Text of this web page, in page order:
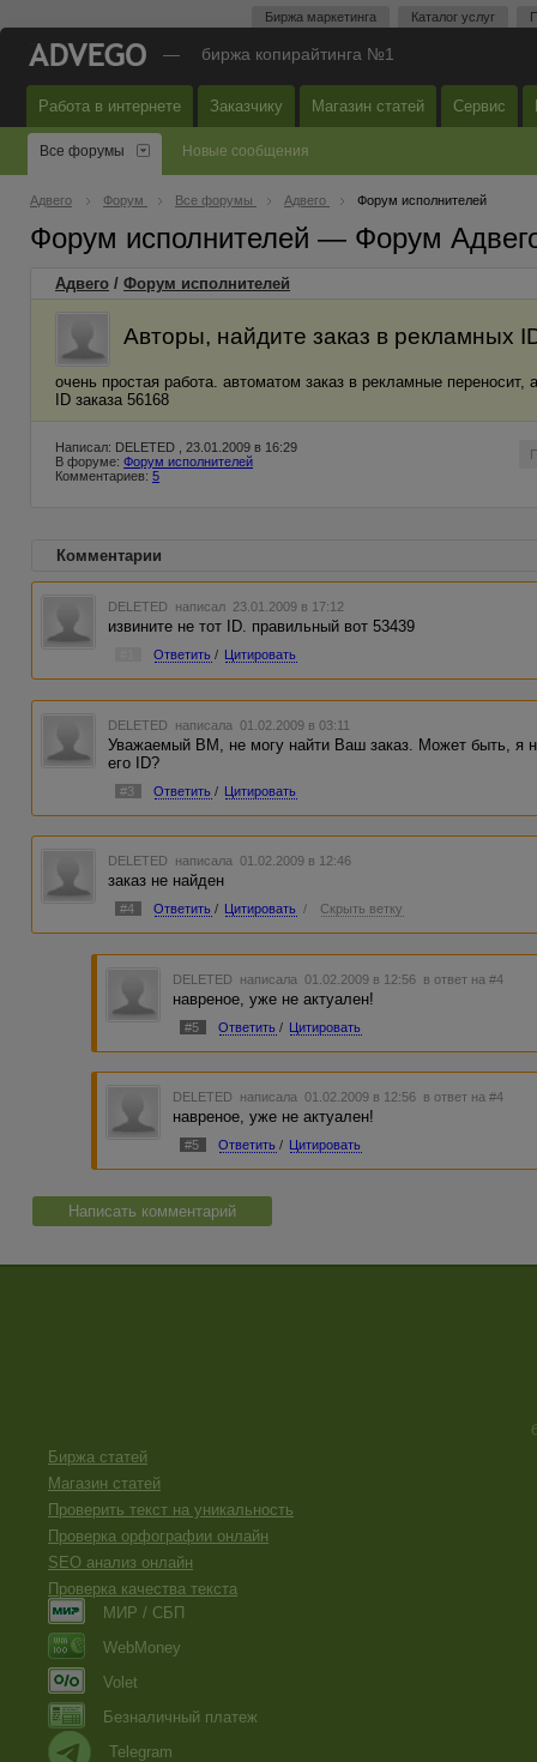
Биржа маркетинга Каталог услуг
— биржа копирайтинга №1
Работа в интернете Заказчику Магазин статей Сервис
Все форумы Новые сообщения
Адвего Форум Все форумы Адвего Форум исполнителей
Форум исполнителей — Форум
Адвего / Форум исполнителей
Авторы, найдите заказ в рекламных
очень простая работа. автоматом заказ в рекламные переносит,
ID заказа 56168
Написал: DELETED , 23.01.2009 в 16:29
В форуме: Форум исполнителей
Комментариев: 5
Комментарии
DELETED написал 23.01.2009 в 17:12
извините не тот ID. правильный вот 53439
Ответить / Цитировать
DELETED написала 01.02.2009 в 03:11
Уважаемый ВМ, не могу найти Ваш заказ. Может быть, я
его ID?
#3 Ответить / Цитировать
DELETED написала 01.02.2009 в 12:46
заказ не найден
#4 Ответить / Цитировать / Скрыть ветку
DELETED написала 01.02.2009 в 12:56 в ответ на #4
навреное, уже не актуален!
#5 Ответить / Цитировать
DELETED написала 01.02.2009 в 12:56 в ответ на #4
навреное, уже не актуален!
#5 Ответить / Цитировать
Написать комментарий
Биржа статей
Магазин статей
Проверить текст на уникальность
Проверка орфографии онлайн
SEO анализ онлайн
Проверка качества текста
МИР / СБП
WebMoney
Volet
Безналичный платеж
Telegram